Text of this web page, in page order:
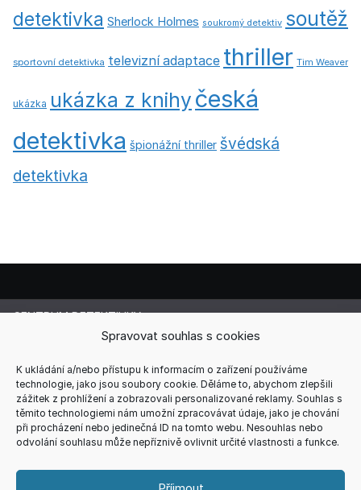
Spravovat souhlas s cookies
K ukládání a/nebo přístupu k informacím o zařízení používáme
technologie, jako jsou soubory cookie. Děláme to, abychom zlepšili
zážitek z prohlížení a zobrazovali personalizované reklamy. Souhlas s
těmito technologiemi nám umožní zpracovávat údaje, jako je chování
při procházení nebo jedinečná ID na tomto webu. Nesouhlas nebo
odvolání souhlasu může nepříznivě ovlivnit určité vlastnosti a funkce.
detektivka Sherlock Holmes soukromý detektiv soutěž
sportovní detektivka televizní adaptace thriller Tim Weaver
ukázka ukázka z knihy česká
detektivka špionážní thriller švédská
detektivka
CENTRUM DETEKTIVKY
Lucie Cermanová
Telefon: +420 607 856 085
E-mail: redakce@centrum-detektivky.cz
Jakékoliv přebírání obsahu povoleno pouze s písemným
souhlasem redakce.